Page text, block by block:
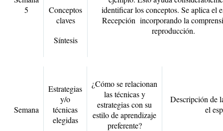
5
Conceptos
claves
Síntesis
identificar los conceptos. Se aplica el
Recepción incorporando la
reproducción.
Semana
Estrategias
y/o
técnicas
elegidas
¿Cómo se relacionan
las técnicas y
estrategias con su
estilo de aprendizaje
preferente?
Descripción de
el